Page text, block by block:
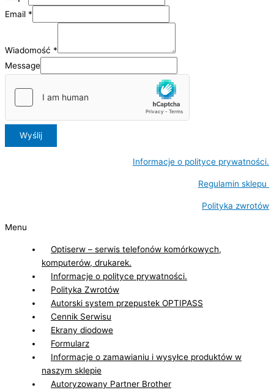
Email *
Wiadomość *
Message
Wyślij
Informacje o polityce prywatności.
Regulamin sklepu
Polityka zwrotów
Menu
Optiserw – serwis telefonów komórkowych,
komputerów, drukarek.
Informacje o polityce prywatności.
Polityka Zwrotów
Autorski system przepustek OPTIPASS
Cennik Serwisu
Ekrany diodowe
Formularz
Informacje o zamawianiu i wysyłce produktów w
naszym sklepie
Autoryzowany Partner Brother